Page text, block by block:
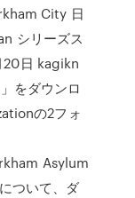
City 日
シリーズス
20日 kagikn
をダウンロ
の2フォ
Asylum
ついて、ダ